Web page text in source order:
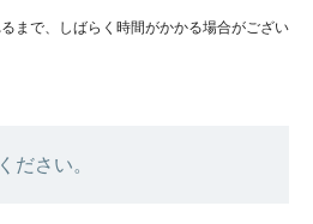
まで、しばらく時間がかかる場合がござい
ださい。